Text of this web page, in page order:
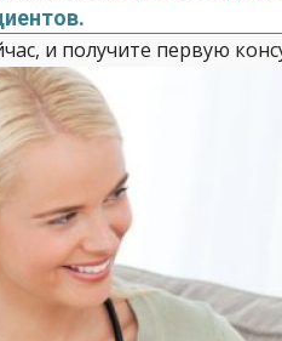
и получите первую